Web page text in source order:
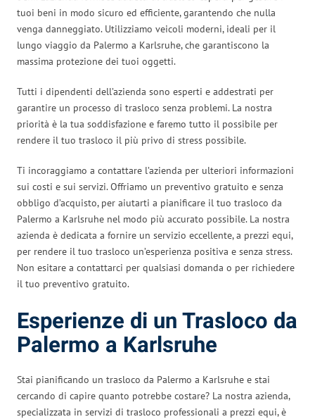
tuoi beni in modo sicuro ed efficiente, garantendo che nulla
venga danneggiato. Utilizziamo veicoli moderni, ideali per il
lungo viaggio da Palermo a Karlsruhe, che garantiscono la
massima protezione dei tuoi oggetti.
Tutti i dipendenti dell’azienda sono esperti e addestrati per
garantire un processo di trasloco senza problemi. La nostra
priorità è la tua soddisfazione e faremo tutto il possibile per
rendere il tuo trasloco il più privo di stress possibile.
Ti incoraggiamo a contattare l’azienda per ulteriori informazioni
sui costi e sui servizi. Offriamo un preventivo gratuito e senza
obbligo d’acquisto, per aiutarti a pianificare il tuo trasloco da
Palermo a Karlsruhe nel modo più accurato possibile. La nostra
azienda è dedicata a fornire un servizio eccellente, a prezzi equi,
per rendere il tuo trasloco un’esperienza positiva e senza stress.
Non esitare a contattarci per qualsiasi domanda o per richiedere
il tuo preventivo gratuito.
Esperienze di un Trasloco da
Palermo a Karlsruhe
Stai pianificando un trasloco da Palermo a Karlsruhe e stai
cercando di capire quanto potrebbe costare? La nostra azienda,
specializzata in servizi di trasloco professionali a prezzi equi, è